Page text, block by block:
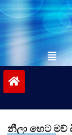
නීලා හෙට මව්